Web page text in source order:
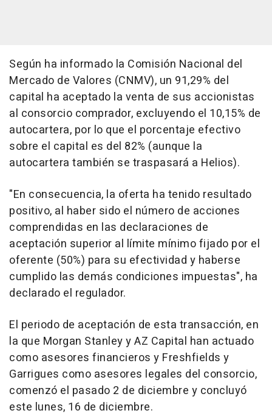
Según ha informado la Comisión Nacional del
Mercado de Valores (CNMV), un 91,29% del
capital ha aceptado la venta de sus accionistas
al consorcio comprador, excluyendo el 10,15% de
autocartera, por lo que el porcentaje efectivo
sobre el capital es del 82% (aunque la
autocartera también se traspasará a Helios).
"En consecuencia, la oferta ha tenido resultado
positivo, al haber sido el número de acciones
comprendidas en las declaraciones de
aceptación superior al límite mínimo fijado por el
oferente (50%) para su efectividad y haberse
cumplido las demás condiciones impuestas", ha
declarado el regulador.
El periodo de aceptación de esta transacción, en
la que Morgan Stanley y AZ Capital han actuado
como asesores financieros y Freshfields y
Garrigues como asesores legales del consorcio,
comenzó el pasado 2 de diciembre y concluyó
este lunes, 16 de diciembre.